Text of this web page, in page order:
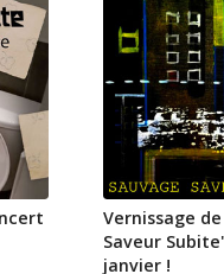
Vernissage
Saveur
janvier !